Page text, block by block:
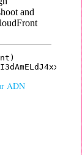
ADN